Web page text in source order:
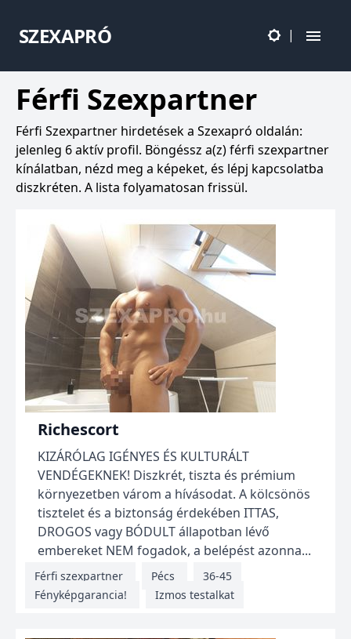
SZEXAPRÓ |
Férfi Szexpartner
Férfi Szexpartner hirdetések a Szexapró oldalán:
jelenleg 6 aktív profil. Böngéssz a(z) férfi szexpartner
kínálatban, nézd meg a képeket, és lépj kapcsolatba
diszkréten. A lista folyamatosan frissül.
Richescort
KIZÁRÓLAG IGÉNYES ÉS KULTURÁLT
VENDÉGEKNEK! Diszkrét, tiszta és prémium
környezetben várom a hívásodat. A kölcsönös
tisztelet és a biztonság érdekében ITTAS,
DROGOS vagy BÓDULT állapotban lévő
embereket NEM fogadok, a belépést azonna...
Férfi szexpartner Pécs
36-45
Fényképgarancia!
Izmos testalkat